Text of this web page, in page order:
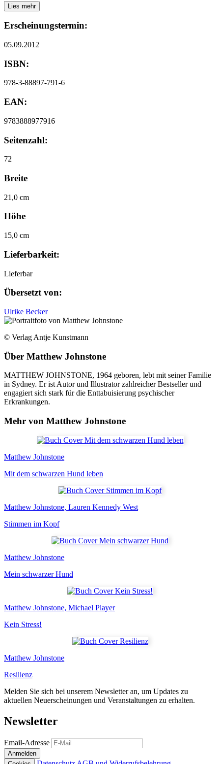
Lies mehr
Erscheinungstermin:
05.09.2012
ISBN:
978-3-88897-791-6
EAN:
9783888977916
Seitenzahl:
72
Breite
21,0 cm
Höhe
15,0 cm
Lieferbarkeit:
Lieferbar
Übersetzt von:
Ulrike Becker
© Verlag Antje Kunstmann
Über Matthew Johnstone
MATTHEW JOHNSTONE, 1964 geboren, lebt mit seiner Familie
in Sydney. Er ist Autor und Illustrator zahlreicher Bestseller und
engagiert sich stark für die Enttabuisierung psychischer
Erkrankungen.
Mehr von Matthew Johnstone
Matthew Johnstone
Mit dem schwarzen Hund leben
Matthew Johnstone, Lauren Kennedy West
Stimmen im Kopf
Matthew Johnstone
Mein schwarzer Hund
Matthew Johnstone, Michael Player
Kein Stress!
Matthew Johnstone
Resilienz
Melden Sie sich bei unserem Newsletter an, um Updates zu
aktuellen Neuerscheinungen und Veranstaltungen zu erhalten.
Newsletter
Email-Adresse
Anmelden